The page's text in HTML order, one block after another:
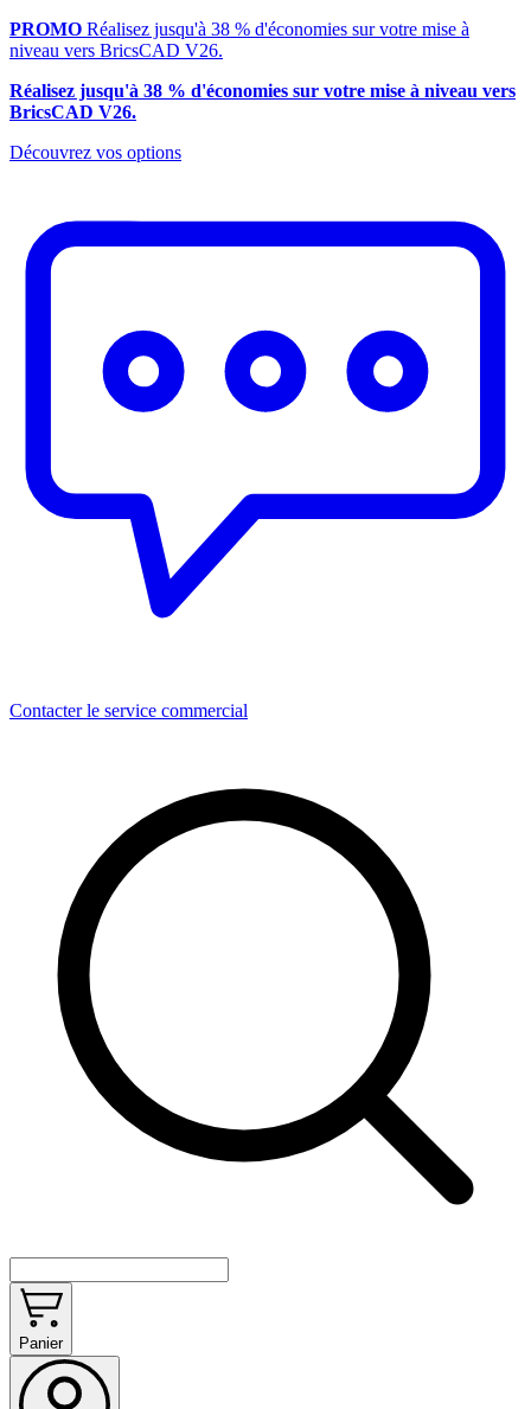
PROMO Réalisez jusqu'à 38 % d'économies sur votre mise à
niveau vers BricsCAD V26.
Réalisez jusqu'à 38 % d'économies sur votre mise à niveau vers
BricsCAD V26.
Découvrez vos options
Contacter le service commercial
Panier